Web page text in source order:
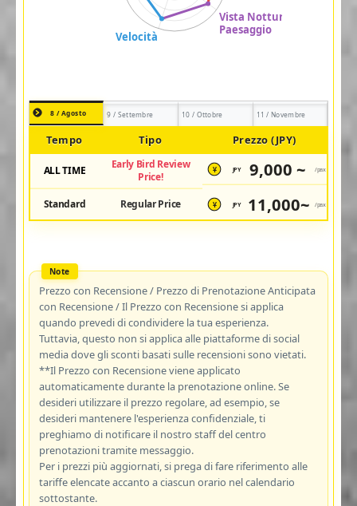
8 / Agosto 9 / Settembre 10 / Ottobre 11 / Novembre
Tempo Tipo Prezzo (JPY)
ALL TIME
Early Bird Review
Price!
¥ JPY 9,000 ~ /pax
Standard Regular Price ¥ JPY 11,000~ /pax
Prezzo con Recensione / Prezzo di Prenotazione Anticipata
con Recensione / Il Prezzo con Recensione si applica
quando prevedi di condividere la tua esperienza.
Tuttavia, questo non si applica alle piattaforme di social
media dove gli sconti basati sulle recensioni sono vietati.
**Il Prezzo con Recensione viene applicato
automaticamente durante la prenotazione online. Se
desideri utilizzare il prezzo regolare, ad esempio, se
desideri mantenere l'esperienza confidenziale, ti
preghiamo di notificare il nostro staff del centro
prenotazioni tramite messaggio.
Per i prezzi più aggiornati, si prega di fare riferimento alle
tariffe elencate accanto a ciascun orario nel calendario
sottostante.